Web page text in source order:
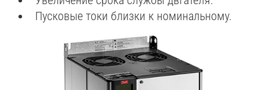
Пусковые токи близки к номинальному.